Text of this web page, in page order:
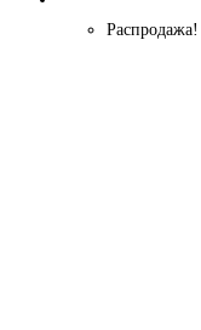
Распродажа!